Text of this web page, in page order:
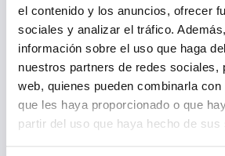
el contenido y los anuncios, ofrecer
sociales y analizar el tráfico.
información sobre el uso que haga
nuestros partners de redes sociales,
web, quienes pueden combinarla
que les haya proporcionado o que
partir del uso que haya hecho de sus
März 2024
Februar 2024
Januar 2024
November 2023
Mai 2023